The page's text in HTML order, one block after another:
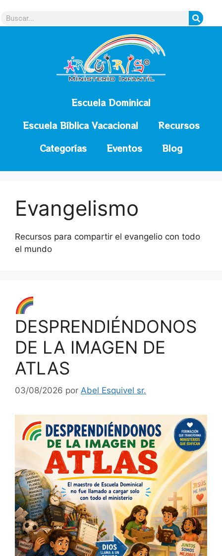
Escuela Dominical
Escuela Bíblica Vacacional
Recursos
Categorías
Eventos Blog
Evangelismo
Recursos para compartir el evangelio con todo
el mundo
DESPRENDIÉNDONOS
DE LA IMAGEN DE
ATLAS
03/08/2026 por Abel Esquivel sr.